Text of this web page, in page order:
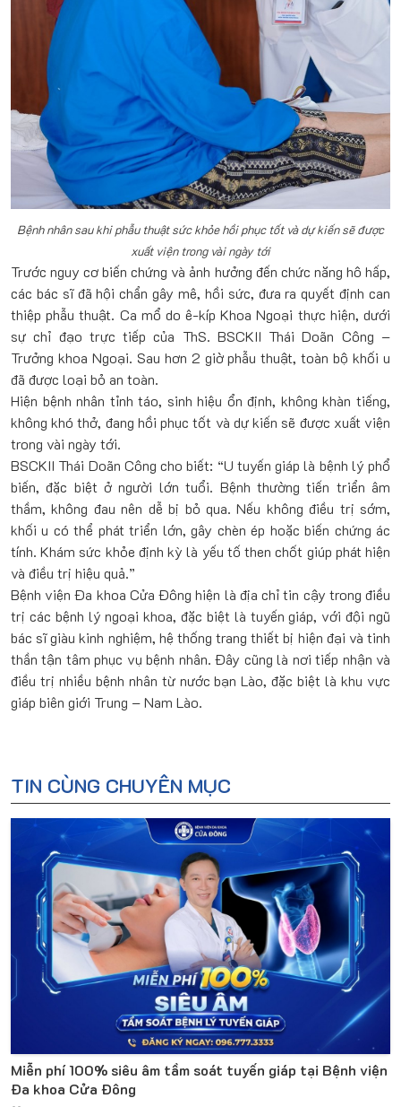
Bệnh nhân sau khi phẫu thuật sức khỏe hồi phục tốt và dự kiến sẽ được
xuất viện trong vài ngày tới
Trước nguy cơ biến chứng và ảnh hưởng đến chức năng hô hấp,
các bác sĩ đã hội chẩn gây mê, hồi sức, đưa ra quyết định can
thiệp phẫu thuật. Ca mổ do ê-kíp Khoa Ngoại thực hiện, dưới
sự chỉ đạo trực tiếp của ThS. BSCKII Thái Doãn Công –
Trưởng khoa Ngoại. Sau hơn 2 giờ phẫu thuật, toàn bộ khối u
đã được loại bỏ an toàn.
Hiện bệnh nhân tỉnh táo, sinh hiệu ổn định, không khàn tiếng,
không khó thở, đang hồi phục tốt và dự kiến sẽ được xuất viện
trong vài ngày tới.
BSCKII Thái Doãn Công cho biết: “U tuyến giáp là bệnh lý phổ
biến, đặc biệt ở người lớn tuổi. Bệnh thường tiến triển âm
thầm, không đau nên dễ bị bỏ qua. Nếu không điều trị sớm,
khối u có thể phát triển lớn, gây chèn ép hoặc biến chứng ác
tính. Khám sức khỏe định kỳ là yếu tố then chốt giúp phát hiện
và điều trị hiệu quả.”
Bệnh viện Đa khoa Cửa Đông hiện là địa chỉ tin cậy trong điều
trị các bệnh lý ngoại khoa, đặc biệt là tuyến giáp, với đội ngũ
bác sĩ giàu kinh nghiệm, hệ thống trang thiết bị hiện đại và tinh
thần tận tâm phục vụ bệnh nhân. Đây cũng là nơi tiếp nhận và
điều trị nhiều bệnh nhân từ nước bạn Lào, đặc biệt là khu vực
giáp biên giới Trung – Nam Lào.
TIN CÙNG CHUYÊN MỤC
Miễn phí 100% siêu âm tầm soát tuyến giáp tại Bệnh viện
Đa khoa Cửa Đông